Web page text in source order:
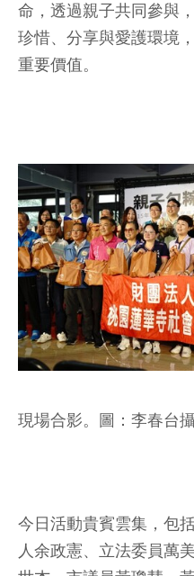
命，透過親子共同參與
珍惜、分享與愛護環境
重要價值。
現場合影。圖：李春台
今日活動貴賓雲集，包
人余政憲、立法委員萬